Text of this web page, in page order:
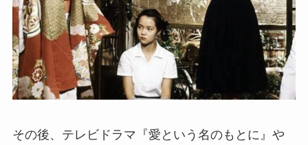
その後、テレビドラマ『愛という名のもとに』や